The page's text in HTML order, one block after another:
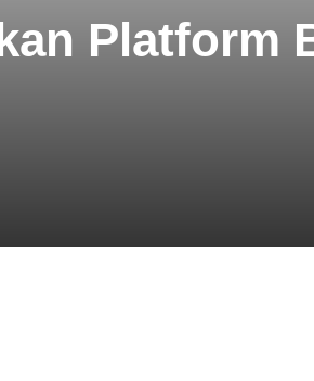
Platform